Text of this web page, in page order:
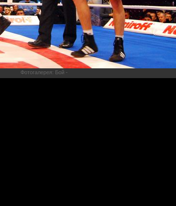
Фотогалерея: Бой -